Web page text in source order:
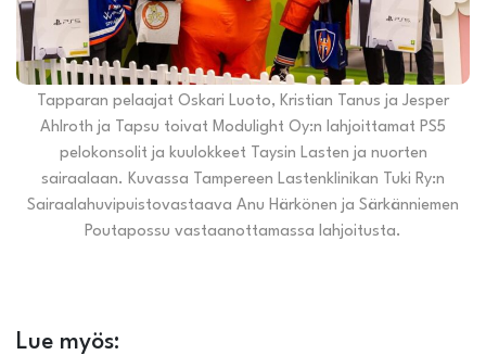
Tapparan pelaajat Oskari Luoto, Kristian Tanus ja Jesper
Ahlroth ja Tapsu toivat Modulight Oy:n lahjoittamat PS5
pelokonsolit ja kuulokkeet Taysin Lasten ja nuorten
sairaalaan. Kuvassa Tampereen Lastenklinikan Tuki Ry:n
Sairaalahuvipuistovastaava Anu Härkönen ja Särkänniemen
Poutapossu vastaanottamassa lahjoitusta.
Lue myös: